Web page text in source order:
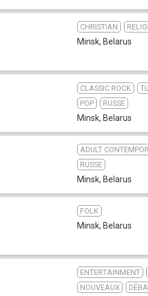
CHRISTIAN
Minsk, Belarus
CLASSIC ROCK
POP
RUSSE
Minsk, Belarus
ADULT
RUSSE
Minsk, Belarus
FOLK
Minsk, Belarus
ENTERTAINMENT
NOUVEAUX